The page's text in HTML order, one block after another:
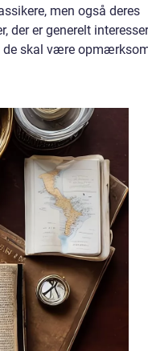
men også deres
der er generelt
de skal være